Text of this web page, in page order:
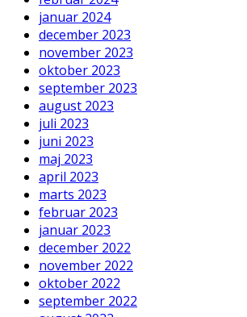
januar 2024
december 2023
november 2023
oktober 2023
september 2023
august 2023
juli 2023
juni 2023
maj 2023
april 2023
marts 2023
februar 2023
januar 2023
december 2022
november 2022
oktober 2022
september 2022